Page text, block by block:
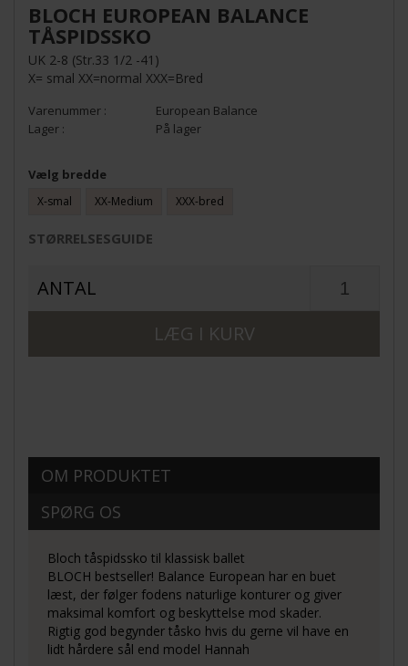
BLOCH EUROPEAN BALANCE
TÅSPIDSSKO
UK 2-8 (Str.33 1/2 -41)
X= smal XX=normal XXX=Bred
European Balance
På lager
Vælg bredde
X-smal XX-Medium XXX-bred
STØRRELSESGUIDE
ANTAL
OM PRODUKTET
SPØRG OS
Bloch tåspidssko til klassisk ballet
BLOCH bestseller! Balance European har en buet
læst, der følger fodens naturlige konturer og giver
maksimal komfort og beskyttelse mod skader.
Rigtig god begynder tåsko hvis du gerne vil have en
lidt hårdere sål end model Hannah